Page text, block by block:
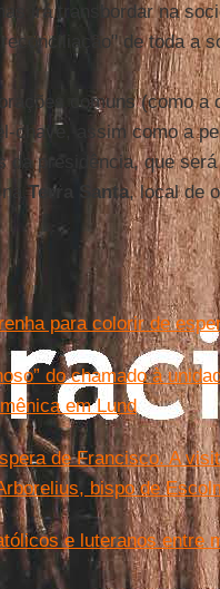
irá transbordar na
de toda a
comuns (como a
chave, assim como a
da presidência, que
Terra Santa, local de
para colorir de
do chamado à
em Lund
de Francisco. A
bispo de
e luteranos entre